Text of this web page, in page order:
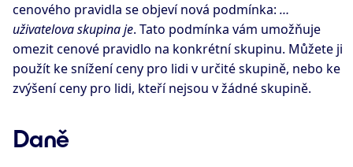
cenového pravidla se objeví nová podmínka: …
uživatelova skupina je. Tato podmínka vám umožňuje
omezit cenové pravidlo na konkrétní skupinu. Můžete ji
použít ke snížení ceny pro lidi v určité skupině, nebo ke
zvýšení ceny pro lidi, kteří nejsou v žádné skupině.
Daně